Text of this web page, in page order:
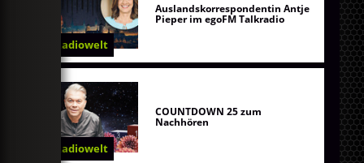
Radiowelt
Auslandskorrespondentin Antje
Pieper im egoFM Talkradio
Radiowelt
COUNTDOWN 25 zum
Nachhören